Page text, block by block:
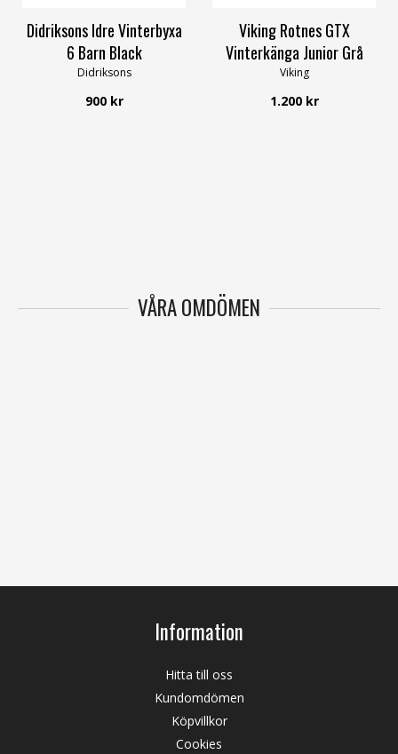
Didriksons Idre Vinterbyxa
6 Barn Black
Didriksons
900 kr
Viking Rotnes GTX
Vinterkänga Junior Grå
Viking
1.200 kr
VÅRA OMDÖMEN
Information
Hitta till oss
Kundomdömen
Köpvillkor
Cookies